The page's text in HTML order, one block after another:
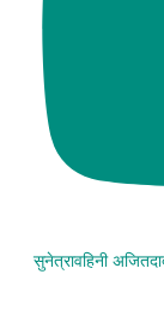
सुनेत्रावहिनी